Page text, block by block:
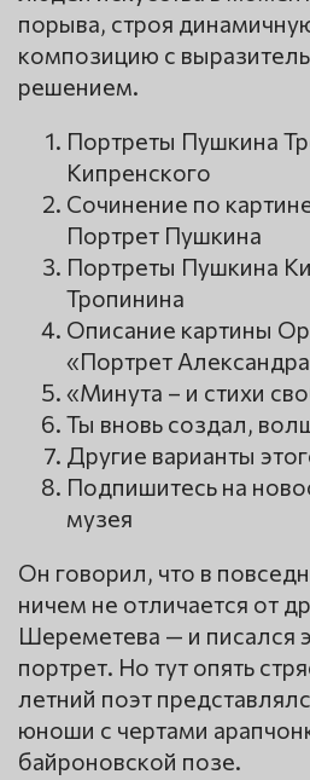
порыва, строя
композицию с
решением.
Портреты Пушкина
Кипренского
Сочинение по
Портрет Пушкина
Портреты Пушкина
Тропинина
Описание картины
«Портрет
«Минута – и стихи
Ты вновь создал,
Другие варианты
Подпишитесь на
музея
Он говорил, что в
ничем не отличается от
Шереметева — и писался
портрет. Но тут опять
летний поэт
юноши с чертами
байроновской позе.